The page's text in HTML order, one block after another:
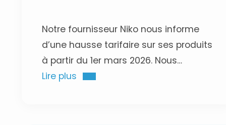
Notre fournisseur Niko nous informe
d’une hausse tarifaire sur ses produits
à partir du 1er mars 2026. Nous
devrons malheureusement répercuter
Lire plus